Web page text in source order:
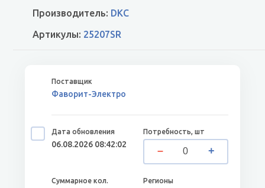
Производитель: DKC
Артикулы: 25207SR
Фаворит-Электро
06.08.2026 08:42:02